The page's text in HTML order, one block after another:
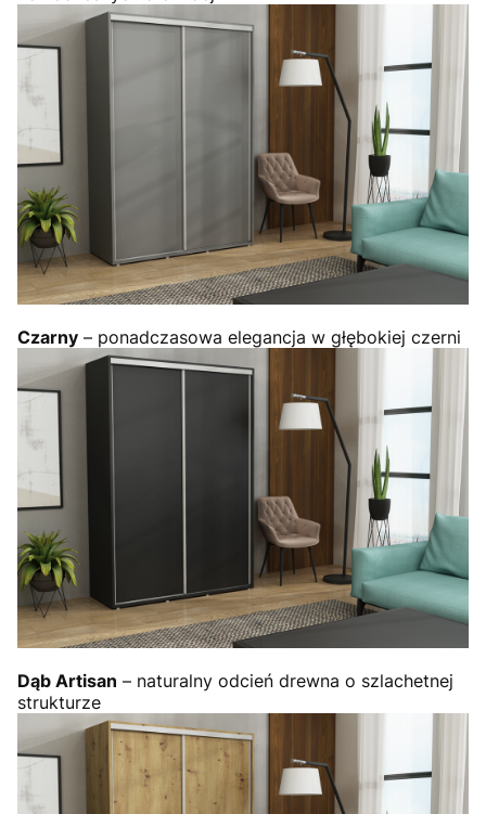
Czarny – ponadczasowa elegancja w głębokiej czerni
Dąb Artisan – naturalny odcień drewna o szlachetnej
strukturze